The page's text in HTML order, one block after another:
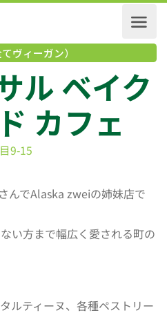
てヴィーガン）
ル ベイ
カフェ
んでAlaska zweiの姉妹店で
い方まで幅広く愛される町の
ルティーヌ、各種ペストリー